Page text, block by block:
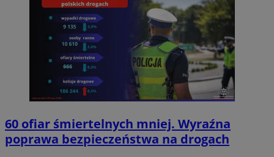
60 ofiar śmiertelnych mniej. Wyraźna
poprawa bezpieczeństwa na drogach